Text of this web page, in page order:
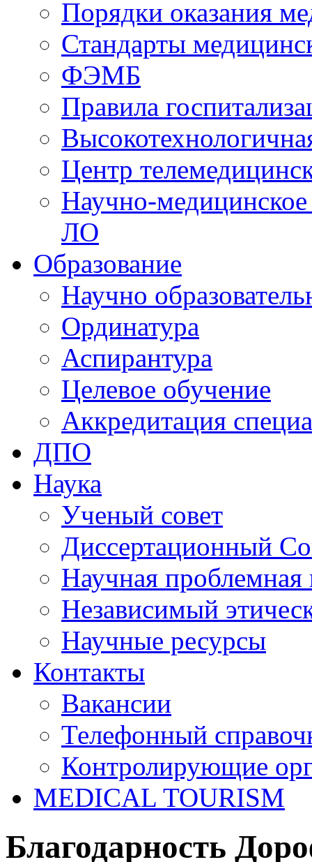
Порядки оказания
Стандарты
ФЭМБ
Правила
Центр
Научно-
ЛО
Образование
Научно
Ординатура
Аспирантура
Целевое обучение
Аккредитация
ДПО
Наука
Ученый совет
Диссертационный
Научная проблемная
Независимый
Научные ресурсы
Контакты
Вакансии
Телефонный
Контролирующие
MEDICAL TOURISM
Благодарность